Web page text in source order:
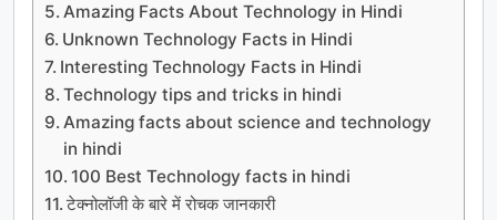
Amazing Facts About Technology in Hindi
Unknown Technology Facts in Hindi
Interesting Technology Facts in Hindi
Technology tips and tricks in hindi
Amazing facts about science and technology
in hindi
100 Best Technology facts in hindi
टेक्नोलॉजी के बारे में रोचक जानकारी